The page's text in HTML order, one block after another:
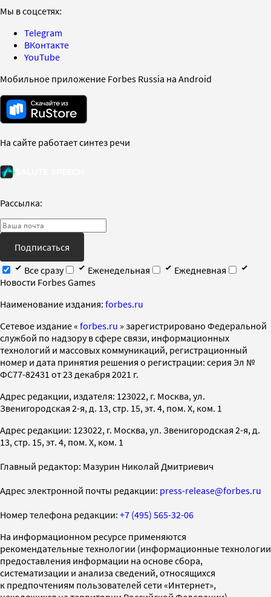
Мы в соцсетях:
Telegram
ВКонтакте
YouTube
Мобильное приложение Forbes Russia на Android
На сайте работает синтез речи
Рассылка:
Подписаться
Все сразу
Еженедельная
Ежедневная
Новости Forbes Games
Наименование издания: forbes.ru
Cетевое издание « forbes.ru » зарегистрировано Федеральной
службой по надзору в сфере связи, информационных
технологий и массовых коммуникаций, регистрационный
номер и дата принятия решения о регистрации: серия Эл №
ФС77-82431 от 23 декабря 2021 г.
Адрес редакции, издателя: 123022, г. Москва, ул.
Звенигородская 2-я, д. 13, стр. 15, эт. 4, пом. X, ком. 1
Адрес редакции: 123022, г. Москва, ул. Звенигородская 2-я, д.
13, стр. 15, эт. 4, пом. X, ком. 1
Главный редактор: Мазурин Николай Дмитриевич
Адрес электронной почты редакции: press-release@forbes.ru
Номер телефона редакции: +7 (495) 565-32-06
На информационном ресурсе применяются
рекомендательные технологии (информационные технологии
предоставления информации на основе сбора,
систематизации и анализа сведений, относящихся
к предпочтениям пользователей сети «Интернет»,